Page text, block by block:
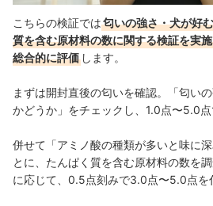
こちらの検証では匂いの強さ・犬が好
質を含む原材料の数に関する検証を実
総合的に評価 します。
まずは開封直後の匂いを確認。「匂い
かどうか」をチェックし、1.0点〜5.0点
併せて「アミノ酸の種類が多いと味に
とに、たんぱく質を含む原材料の数を
に応じて、0.5点刻みで3.0点〜5.0点を